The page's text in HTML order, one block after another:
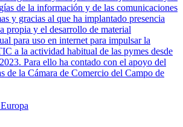
de la información y de las comunicaciones
y gracias al que ha implantado presencia
propia y el desarrollo de material
para uso en internet para impulsar la
a la actividad habitual de las pymes desde
Para ello ha contado con el apoyo del
de la Cámara de Comercio del Campo de